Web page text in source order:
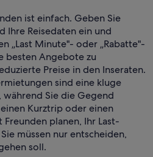
ist einfach. Geben Sie
Ihre Reisedaten ein und
„Last Minute"- oder „Rabatte"-
besten Angebote zu
Preise in den Inseraten.
sind eine kluge
Sie die Gegend
Kurztrip oder einen
planen, Ihr Last-
müssen nur entscheiden,
soll.